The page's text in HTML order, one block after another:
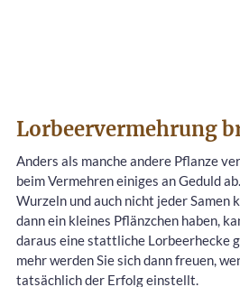
Lorbeervermehrung
Anders als manche andere Pflanze
beim Vermehren einiges an Geduld
Wurzeln und auch nicht jeder Samen
dann ein kleines Pflänzchen haben,
daraus eine stattliche Lorbeerhecke
mehr werden Sie sich dann freuen,
tatsächlich der Erfolg einstellt.